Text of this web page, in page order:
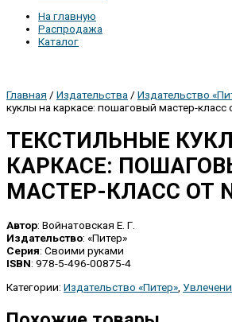
На главную
Распродажа
Каталог
Главная / Издательства / Издательство
куклы на каркасе: пошаговый мастер-класс
ТЕКСТИЛЬНЫЕ
КАРКАСЕ:
МАСТЕР-КЛАСС ОТ
Автор: Войнатовская Е. Г.
Издательство: «Питер»
Серия: Своими руками
ISBN: 978-5-496-00875-4
Категории: Издательство «Питер»